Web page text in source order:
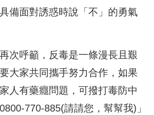
備面對誘惑時說「不」的勇氣
次呼籲，反毒是一條漫長且艱
大家共同攜手努力合作，如果
人有藥癮問題，可撥打毒防中
770-885(請請您，幫幫我)」